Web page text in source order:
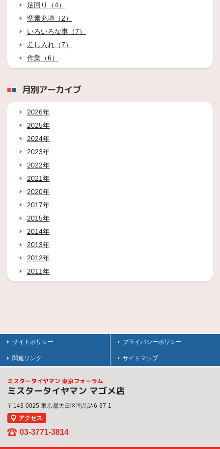
足回り（4）
窒素充填（2）
いろいろな事（7）
差し入れ（7）
作業（6）
月別アーカイブ
2026年
2025年
2024年
2023年
2022年
2021年
2020年
2017年
2015年
2014年
2013年
2012年
2011年
サイトポリシー プライバシーポリシー
関連リンク サイトマップ
ミスタータイヤマン 東京フォーラム
ミスタータイヤマン マゴメ店
〒143-0025 東京都大田区南馬込6-37-1
アクセス
03-3771-3814